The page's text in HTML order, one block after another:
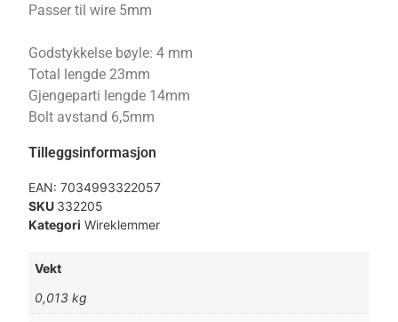
Passer til wire 5mm
Godstykkelse bøyle: 4 mm
Total lengde 23mm
Gjengeparti lengde 14mm
Bolt avstand 6,5mm
Tilleggsinformasjon
EAN:7034993322057
SKU 332205
Kategori Wireklemmer
Vekt
0,013 kg